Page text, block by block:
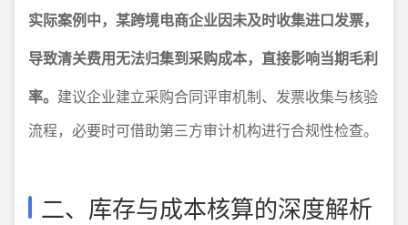
实际案例中，某跨境电商企业因未及时收集进口发票，
导致清关费用无法归集到采购成本，直接影响当期毛利
率。 建议企业建立采购合同评审机制、发票收集与核验
流程，必要时可借助第三方审计机构进行合规性检查。
二、库存与成本核算的深度解析